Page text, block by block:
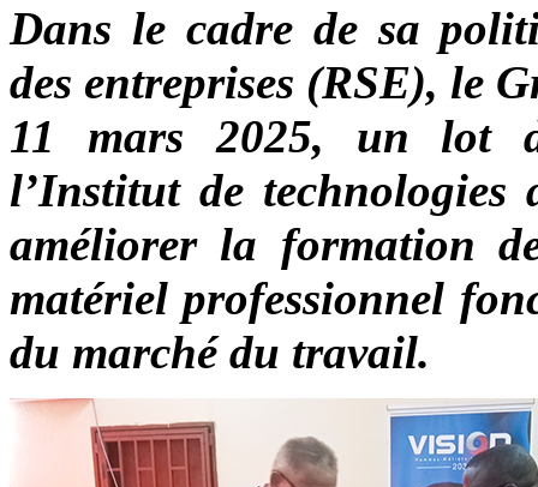
Dans le cadre de sa
des entreprises (RSE), le
11 mars 2025, un lot
l’Institut de technologies
améliorer la formation
matériel professionnel
du marché du travail.